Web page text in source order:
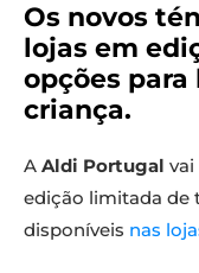
Os novos
lojas em
opções
criança.
A Aldi Portugal vai
edição limitada de
disponíveis nas